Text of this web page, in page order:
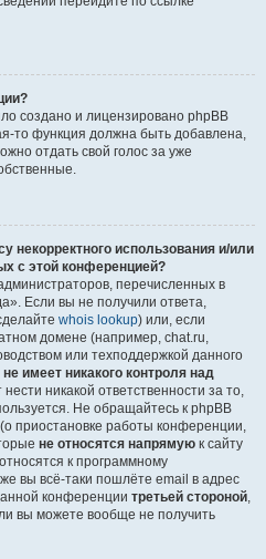
создано и лицензировано phpBB
то функция должна быть добавлена,
отдать свой голос за уже
некорректного использования и/или
с этой конференцией?
перечисленных в
Если вы не получили ответа,
whois lookup) или, если
домене (например, chat.ru,
или техподдержкой данного
не имеет никакого контроля над
никакой ответственности за то,
Не обращайтесь к phpBB
приостановке работы конференции,
не относятся напрямую к сайту
к программному
вы всё-таки пошлёте email в адрес
конференции третьей стороной,
вы можете вообще не получить